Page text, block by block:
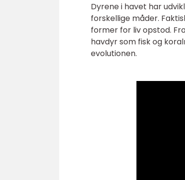
Dyrene i havet har
forskellige måder.
former for liv opstod.
havdyr som fisk og
evolutionen.